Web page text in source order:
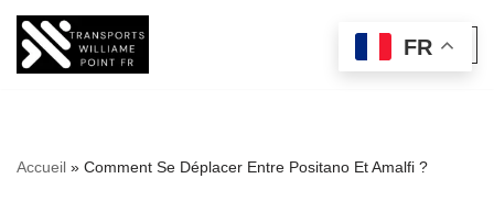
Aller
Accueil » Comment Se Déplacer Entre Positano Et Amalfi ?
FR